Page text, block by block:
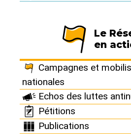
Le
en
Campagnes et
nationales
Echos des luttes
Pétitions
Publications
BURE - Infographie :
quoi ?
15 août 2017
Pour découvrir les principaux
ainsi que l’histoire de la lutte
pharaonesque et irresponsable.